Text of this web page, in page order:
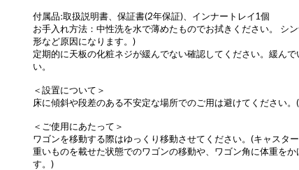
付属品:取扱説明書、保証書(2年保証)、インナートレイ1個
お手入れ方法：中性洗を水で薄めたものでお拭きください。 シ
形など原因になります。)
定期的に天板の化粧ネジが緩んでない確認してください。緩ん
い。
＜設置について＞
床に傾斜や段差のある不安定な場所でのご用は避けてください。
＜ご使用にあたって＞
ワゴンを移動する際はゆっくり移動させてください。(キャスタ
重いものを載せた状態でのワゴンの移動や、ワゴン角に体重を
す。)